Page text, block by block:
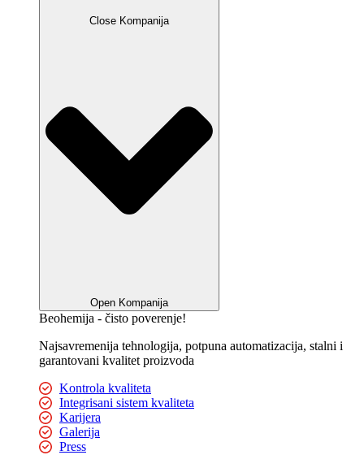
Close Kompanija
Open Kompanija
Beohemija - čisto poverenje!
Najsavremenija tehnologija, potpuna automatizacija, stalni i
garantovani kvalitet proizvoda
Kontrola kvaliteta
Integrisani sistem kvaliteta
Karijera
Galerija
Press